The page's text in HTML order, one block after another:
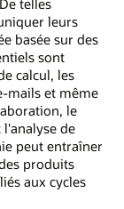
leurs
basée sur des
sont
calcul, les
mails et même
le
de
peut entraîner
produits
aux cycles